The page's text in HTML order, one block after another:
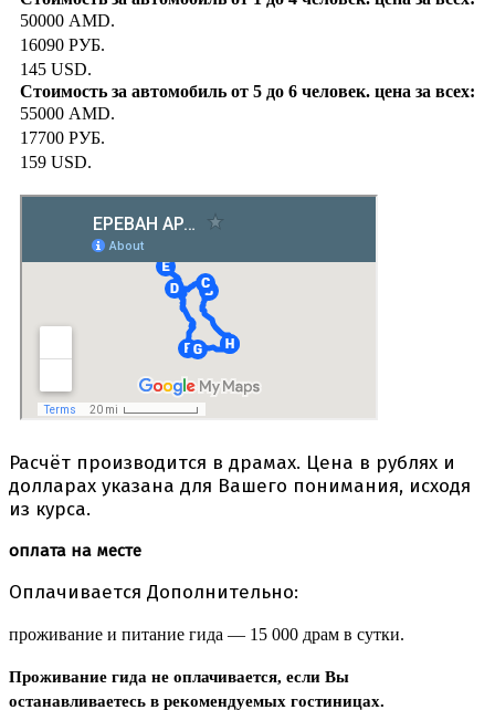
50000 AMD.
16090 РУБ.
145 USD.
55000 AMD.
17700 РУБ.
159 USD.
Расчёт производится в драмах. Цена в рублях и
долларах указана для Вашего понимания, исходя
из курса.
оплата на месте
Оплачивается Дополнительно:
проживание и питание гида — 15 000 драм в сутки.
Проживание гида не оплачивается, если Вы
останавливаетесь в рекомендуемых гостиницах.